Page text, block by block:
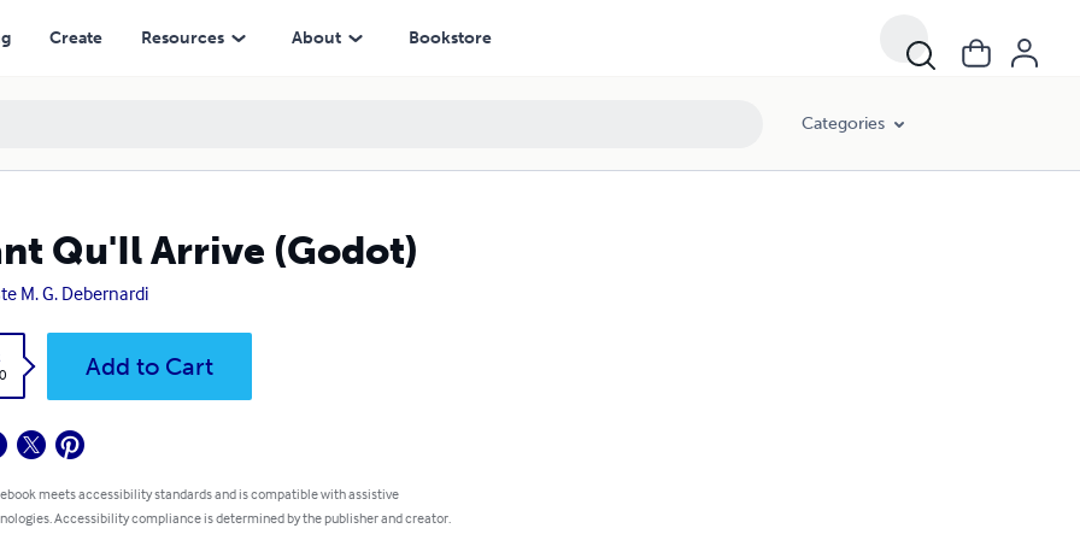
Create Resources About Bookstore
Categories
Qu'Il Arrive (Godot)
M. G. Debernardi
Add to Cart
meets accessibility standards and is compatible with assistive
Accessibility compliance is determined by the publisher and creator.